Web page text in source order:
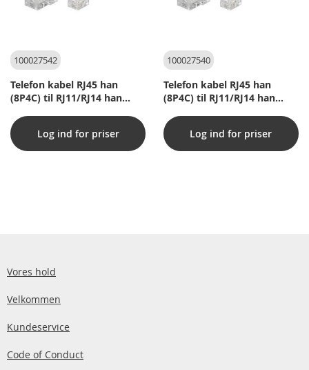
100027542
Telefon kabel RJ45 han
(8P4C) til RJ11/RJ14 han
Log ind for priser
100027540
Telefon kabel RJ45 han
(8P4C) til RJ11/RJ14 han
Log ind for priser
Vores hold
Velkommen
Kundeservice
Code of Conduct